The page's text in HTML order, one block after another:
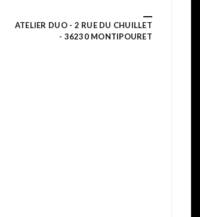
ATELIER DUO - 2 RUE DU CHUILLET
- 36230 MONTIPOURET